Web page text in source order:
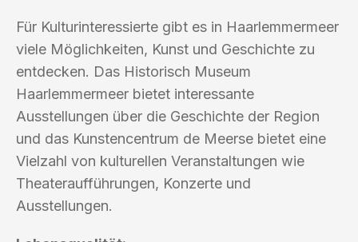
Für Kulturinteressierte gibt es in Haarlemmermeer
viele Möglichkeiten, Kunst und Geschichte zu
entdecken. Das Historisch Museum
Haarlemmermeer bietet interessante
Ausstellungen über die Geschichte der Region
und das Kunstencentrum de Meerse bietet eine
Vielzahl von kulturellen Veranstaltungen wie
Theateraufführungen, Konzerte und
Ausstellungen.